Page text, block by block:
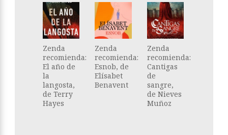
Zenda
recomienda:
El año de
la
langosta,
de Terry
Hayes
Zenda
recomienda:
Esnob, de
Elísabet
Benavent
Zenda
recomienda:
Cantigas
de
sangre,
de Nieves
Muñoz